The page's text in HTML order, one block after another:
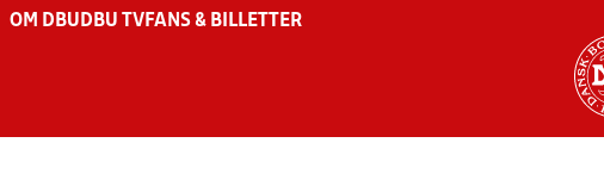
OM DBU DBU TV FANS & BILLETTER